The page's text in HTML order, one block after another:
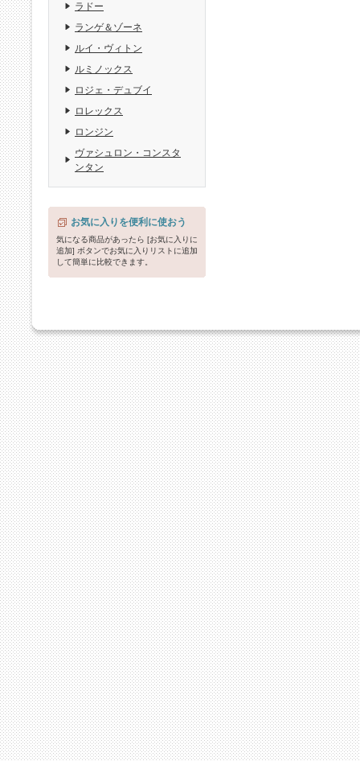
ラドー
ランゲ＆ゾーネ
ルイ・ヴィトン
ルミノックス
ロジェ・デュブイ
ロレックス
ロンジン
ヴァシュロン・コンスタ
ンタン
お気に入りを便利に使おう
気になる商品があったら [お気に入りに
追加] ボタンでお気に入りリストに追加
して簡単に比較できます。